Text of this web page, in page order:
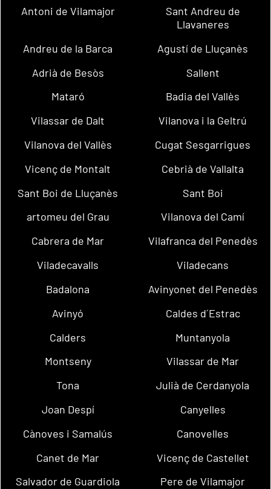
Antoni de Vilamajor
Sant Andreu de
Llavaneres
Andreu de la Barca
Agustí de Lluçanès
Adrià de Besòs
Sallent
Mataró
Badia del Vallès
Vilassar de Dalt
Vilanova i la Geltrú
Vilanova del Vallès
Cugat Sesgarrigues
Vicenç de Montalt
Cebrià de Vallalta
Sant Boi de Lluçanès
Sant Boi
artomeu del Grau
Vilanova del Camí
Cabrera de Mar
Vilafranca del Penedès
Viladecavalls
Viladecans
Badalona
Avinyonet del Penedès
Avinyó
Caldes d´Estrac
Calders
Muntanyola
Montseny
Vilassar de Mar
Tona
Julià de Cerdanyola
Joan Despí
Canyelles
Cànoves i Samalús
Canovelles
Canet de Mar
Vicenç de Castellet
Salvador de Guardiola
Pere de Vilamajor